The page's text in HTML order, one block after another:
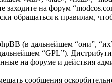
заходите на форум
обращаться к правилам,
(в дальнейшем “они”,
“GPL”).
на форуме и действия
сообщения